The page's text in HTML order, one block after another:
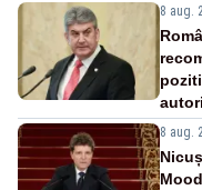
8 aug.
8 aug.